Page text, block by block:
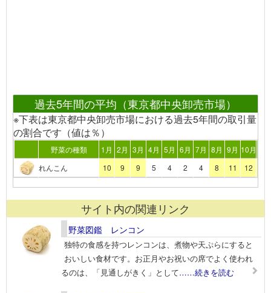
過去5年間の平均（東京都中央卸売市場）
※下表は東京都中央卸売市場における過去5年間の取引量
の割合です（値は％）
野菜の種類 1月 2月 3月 4月 5月 6月 7月 8月 9月 10月
れんこん
10 9 9 5 4 2 4 8 11 12
サイト内の関連リンク
野菜図鑑 レンコン
独特の食感を持つレンコンは、煮物や天ぷらにすると
おいしい食材です。お正月やお祝いの席でよく使われ
るのは、「見通しがきく」として……続きを読む